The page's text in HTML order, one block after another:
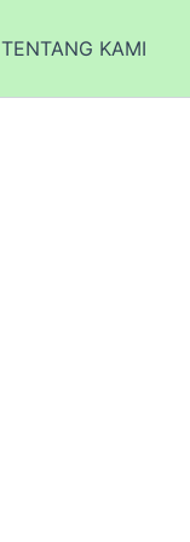
TENTANG KAMI